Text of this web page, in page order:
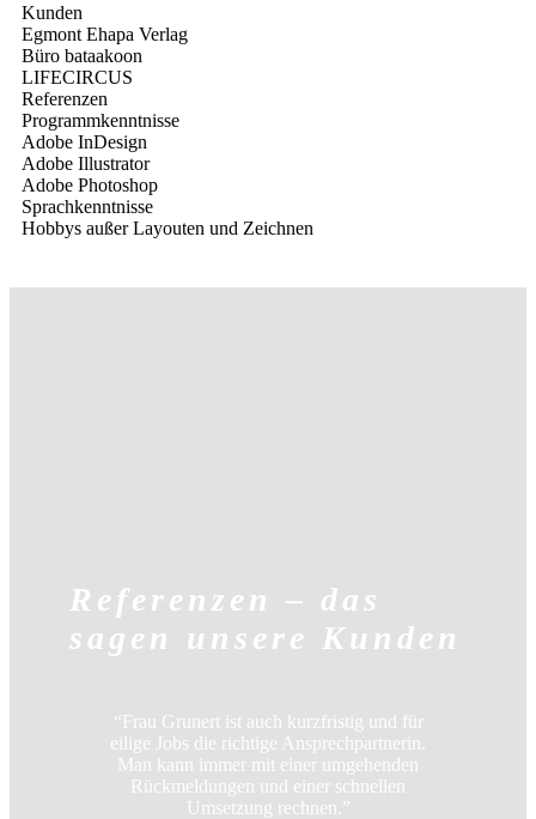
Kunden
Egmont Ehapa Verlag
Büro bataakoon
LIFECIRCUS
Referenzen
Programmkenntnisse
Adobe InDesign
Adobe Illustrator
Adobe Photoshop
Sprachkenntnisse
Hobbys außer Layouten und Zeichnen
Referenzen – das
sagen unsere Kunden
“Frau Grunert ist auch kurzfristig und für
eilige Jobs die richtige Ansprechpartnerin.
Man kann immer mit einer umgehenden
Rückmeldungen und einer schnellen
Umsetzung rechnen.”